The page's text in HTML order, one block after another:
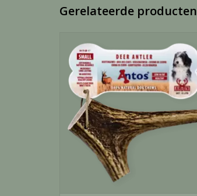
Gerelateerde producten
TOEVOEGEN AAN WINKELWAGEN